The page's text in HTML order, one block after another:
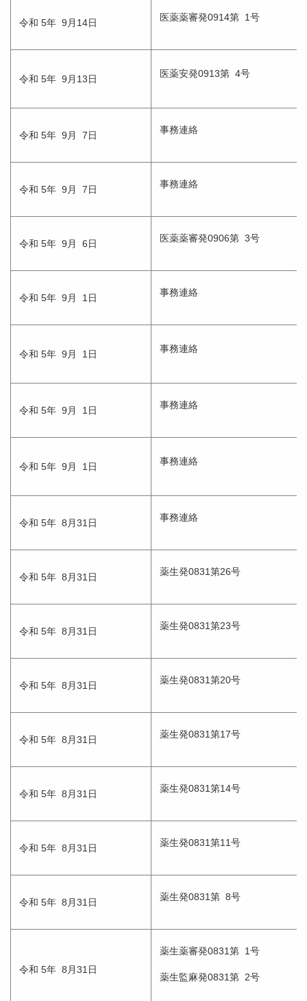
令和 5年 9月14日 医薬薬審発0914第 1号
令和 5年 9月13日 医薬安発0913第 4号
令和 5年 9月 7日 事務連絡
令和 5年 9月 7日 事務連絡
令和 5年 9月 6日 医薬薬審発0906第 3号
令和 5年 9月 1日 事務連絡
令和 5年 9月 1日 事務連絡
令和 5年 9月 1日 事務連絡
令和 5年 9月 1日 事務連絡
令和 5年 8月31日 事務連絡
令和 5年 8月31日 薬生発0831第26号
令和 5年 8月31日 薬生発0831第23号
令和 5年 8月31日 薬生発0831第20号
令和 5年 8月31日 薬生発0831第17号
令和 5年 8月31日 薬生発0831第14号
令和 5年 8月31日 薬生発0831第11号
令和 5年 8月31日 薬生発0831第 8号
令和 5年 8月31日
薬生薬審発0831第 1号
薬生監麻発0831第 2号